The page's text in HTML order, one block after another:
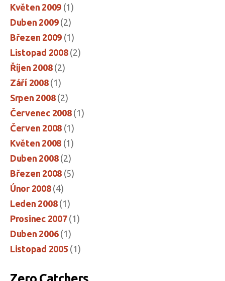
Květen 2009 (1)
Duben 2009(2)
Březen 2009 (1)
Listopad 2008(2)
Říjen 2008(2)
Září 2008(1)
Srpen 2008(2)
Červenec 2008(1)
Červen 2008 (1)
Květen 2008 (1)
Duben 2008(2)
Březen 2008 (5)
Únor 2008(4)
Leden 2008(1)
Prosinec 2007(1)
Duben 2006(1)
Listopad 2005 (1)